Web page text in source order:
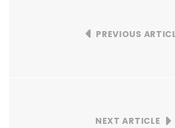
PREVIOUS
NEXT ARTICLE